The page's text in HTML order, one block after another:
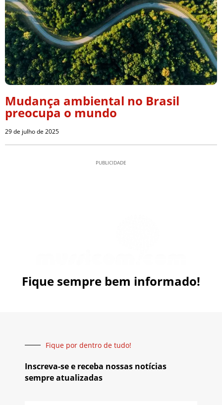
Mudança ambiental no Brasil
preocupa o mundo
29 de julho de 2025
PUBLICIDADE
Fique sempre bem informado!
Fique por dentro de tudo!
Inscreva-se e receba nossas notícias
sempre atualizadas